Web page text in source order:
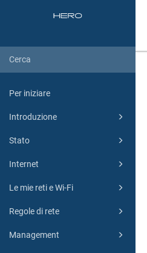
Per iniziare
Introduzione
Stato
Internet
Le mie reti e Wi-Fi
Regole di rete
Management